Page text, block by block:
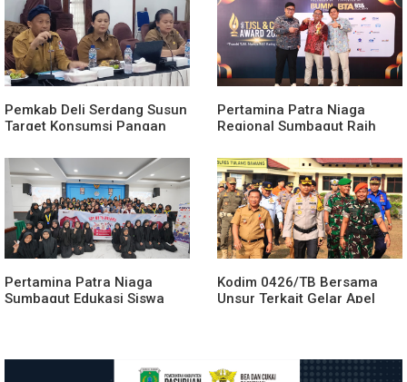
Pemkab Deli Serdang Susun
Target Konsumsi Pangan
Gizi
Pertamina Patra Niaga
Regional Sumbagut Raih
CSR Award 2026, Bukti
Nyata Komitmen
Keberlanjutan
Pertamina Patra Niaga
Sumbagut Edukasi Siswa
Kodim 0426/TB Bersama
Unsur Terkait Gelar Apel